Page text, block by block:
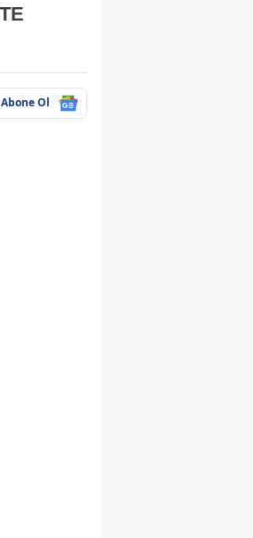
Abone Ol